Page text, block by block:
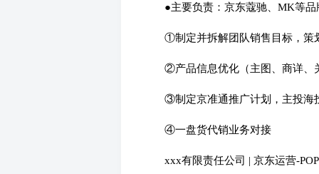
●主要负责：京东蔻驰、MK等
①制定并拆解团队销售目标，策
②产品信息优化（主图、商详、
③制定京准通推广计划，主投海
④一盘货代销业务对接
xxx有限责任公司 | 京东运营-